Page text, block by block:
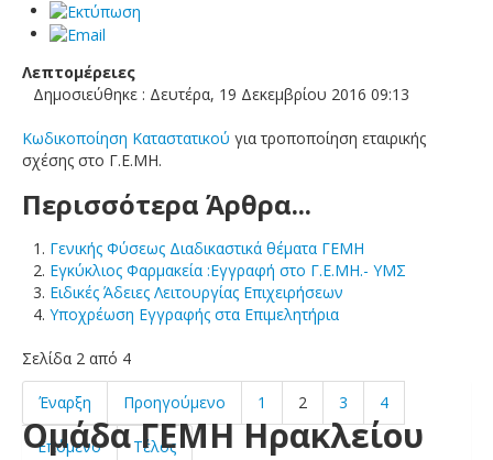
Λεπτομέρειες
Δημοσιεύθηκε : Δευτέρα, 19 Δεκεμβρίου 2016 09:13
Κωδικοποίηση Καταστατικού για τροποποίηση εταιρικής
σχέσης στο Γ.Ε.ΜΗ.
Περισσότερα Άρθρα...
Γενικής Φύσεως Διαδικαστικά θέματα ΓΕΜΗ
Εγκύκλιος Φαρμακεία :Eγγραφή στο Γ.Ε.ΜΗ.- ΥΜΣ
Ειδικές Άδειες Λειτουργίας Επιχειρήσεων
Υποχρέωση Εγγραφής στα Επιμελητήρια
Σελίδα 2 από 4
Έναρξη Προηγούμενο 1 2 3 4
Επόμενο Τέλος
Ομάδα ΓΕΜΗ Ηρακλείου